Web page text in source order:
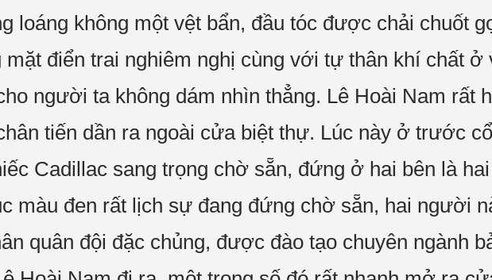
loáng không một vệt bẩn, đầu tóc được chải chuốt
điển trai nghiêm nghị cùng với tự thân khí chất ở
người ta không dám nhìn thẳng. Lê Hoài Nam rất
tiến dần ra ngoài cửa biệt thự. Lúc này ở trước
Cadillac sang trọng chờ sẵn, đứng ở hai bên là
màu đen rất lịch sự đang đứng chờ sẵn, hai người
quân đội đặc chủng, được đào tạo chuyên ngành